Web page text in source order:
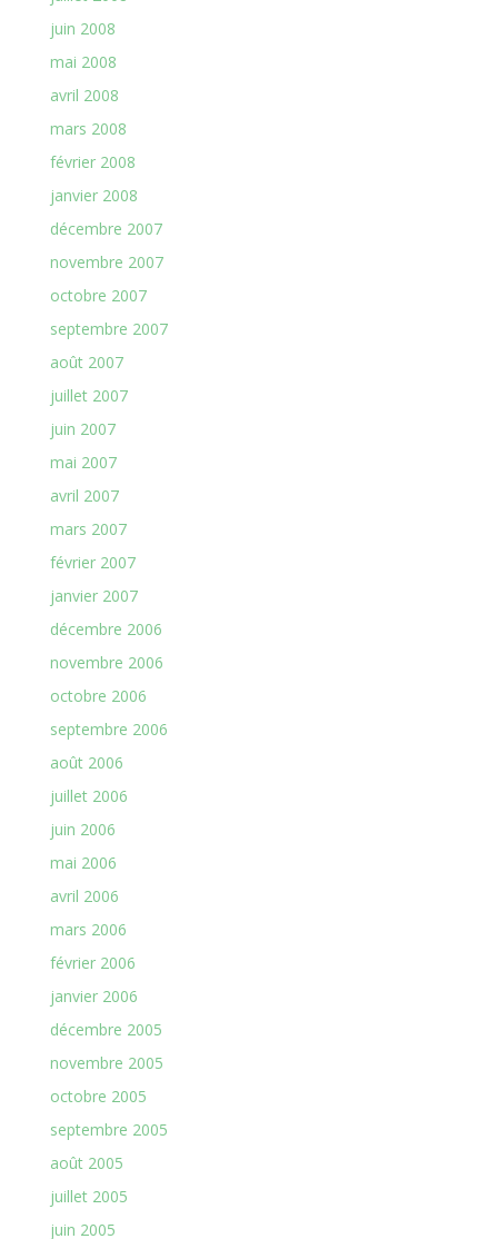
juin 2008
mai 2008
avril 2008
mars 2008
février 2008
janvier 2008
décembre 2007
novembre 2007
octobre 2007
septembre 2007
août 2007
juillet 2007
juin 2007
mai 2007
avril 2007
mars 2007
février 2007
janvier 2007
décembre 2006
novembre 2006
octobre 2006
septembre 2006
août 2006
juillet 2006
juin 2006
mai 2006
avril 2006
mars 2006
février 2006
janvier 2006
décembre 2005
novembre 2005
octobre 2005
septembre 2005
août 2005
juillet 2005
juin 2005